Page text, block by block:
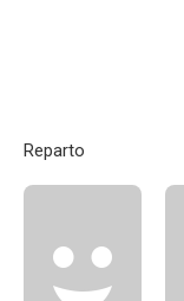
Reparto